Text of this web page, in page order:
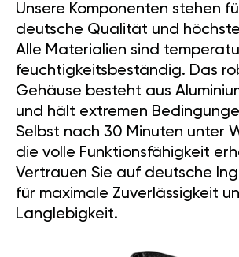
Unsere Komponenten stehen
deutsche Qualität und
Alle Materialien sind
feuchtigkeitsbeständig. Das
Gehäuse besteht aus
und hält extremen
Selbst nach 30 Minuten unter
die volle Funktionsfähigkeit
Vertrauen Sie auf deutsche
für maximale Zuverlässigkeit
Langlebigkeit.